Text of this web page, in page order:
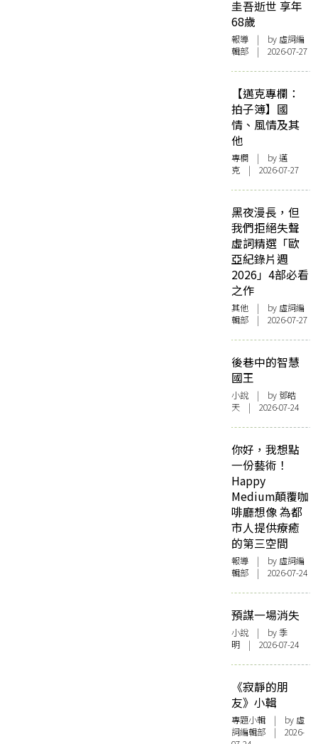
圭吾逝世 享年
68歲
報導 | by 虛詞編
輯部 | 2026-07-27
【邁克專欄：
拍子簿】國
情、風情及其
他
專欄 | by邁
克 | 2026-07-27
黑夜漫長，但
我們拒絕失聲
虛詞精選「歐
亞紀錄片週
2026」4部必看
之作
其他 | by 虛詞編
輯部 | 2026-07-27
後巷中的智慧
國王
小說 | by 鄧皓
天 | 2026-07-24
你好，我想點
一份藝術！
Happy
Medium顛覆咖
啡廳想像 為都
市人提供療癒
的第三空間
報導 | by 虛詞編
輯部 | 2026-07-24
預謀一場消失
小說 | by 季
明 | 2026-07-24
《寂靜的朋
友》小輯
專題小輯 | by 虛
詞編輯部 | 2026-